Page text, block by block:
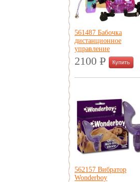
561487 Бабочка
дистанционное
управление
2100 P
УБ.
562157 Вибратор
Wonderboy